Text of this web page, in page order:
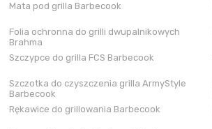
Mata pod grilla Barbecook
Folia ochronna do grilli dwupalnikowych
Brahma
Szczypce do grilla FCS Barbecook
Szczotka do czyszczenia grilla ArmyStyle
Barbecook
Rękawice do grillowania Barbecook